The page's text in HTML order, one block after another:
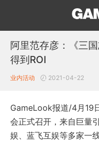
阿里范存彦：《三
得到ROI
业内活动 2021-04-22
GameLook报道/4月19
会正式召开，来自巨量
娱、蓝飞互娱等多家一